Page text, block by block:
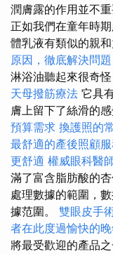
潤膚露的作用並不
正如我們在童年時
體乳液有類似的親和
原因，徹底解決問題
淋浴油聽起來很奇
天母撥筋療法 它具
膚上留下了絲滑的感
預算需求 換護照的
最舒適的產後照顧
更舒適 權威眼科醫
滿了富含脂肪酸的
處理數據的範圍，
據范圍。 雙眼皮手
者在此度過愉快的
將最受歡迎的產品